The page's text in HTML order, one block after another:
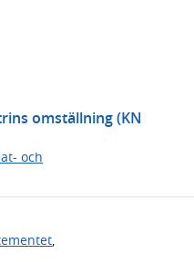
omställning (KN
och
,